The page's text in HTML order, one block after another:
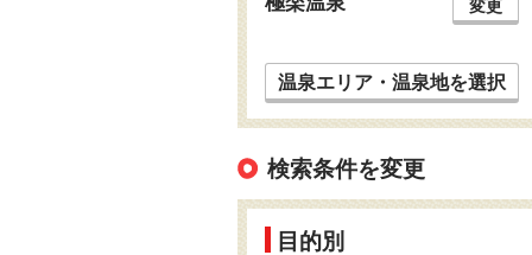
変更
温泉エリア・温泉地を選択
検索条件を変更
目的別